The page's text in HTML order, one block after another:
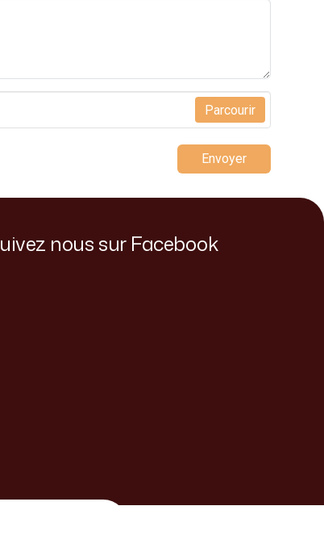
Parcourir
Envoyer
nous sur Facebook